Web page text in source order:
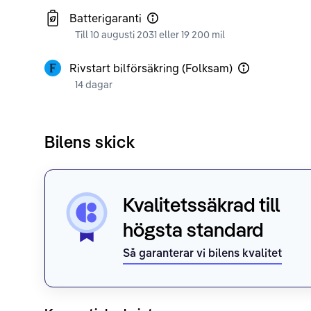
Batterigaranti
Till 10 augusti 2031 eller 19 200 mil
Rivstart bilförsäkring (Folksam)
14 dagar
Bilens skick
Kvalitetssäkrad till
högsta standard
Så garanterar vi bilens kvalitet